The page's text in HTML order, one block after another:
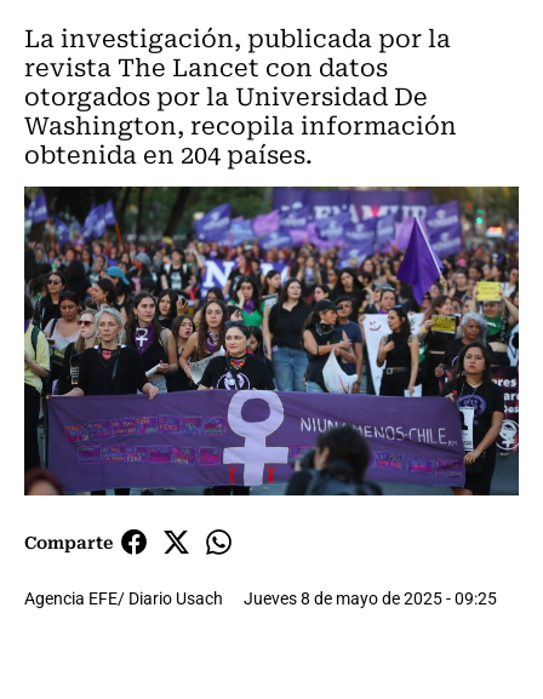
La investigación, publicada por la
revista The Lancet con datos
otorgados por la Universidad De
Washington, recopila información
obtenida en 204 países.
Comparte
Agencia EFE/ Diario Usach Jueves 8 de mayo de 2025 - 09:25